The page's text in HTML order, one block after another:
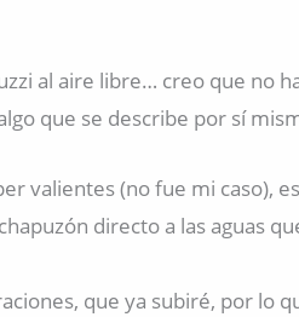
al aire libre… creo que no
que se describe por sí
valientes (no fue mi caso),
directo a las aguas
que ya subiré, por lo